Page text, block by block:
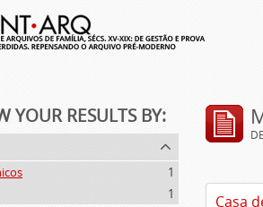
YOUR RESULTS BY:
1
1 Casa